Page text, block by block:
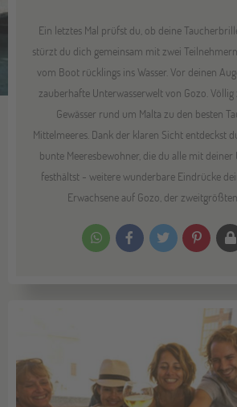
Ein letztes Mal prüfst du, ob deine
stürzt du dich gemeinsam mit zwei
vom Boot rücklings ins Wasser. Vor deinen
zauberhafte Unterwasserwelt von Gozo.
Gewässer rund um Malta zu den besten
Mittelmeeres. Dank der klaren Sicht entdeckst
bunte Meeresbewohner, die du alle mit deiner
festhältst - weitere wunderbare Eindrücke
Erwachsene auf Gozo, der